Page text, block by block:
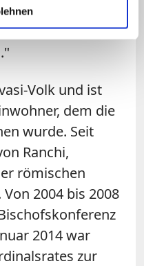
wolle er sich
"Wir Christen
Volk und ist
dem die
wurde. Seit
Ranchi,
römischen
2004 bis 2008
2014 war
zur